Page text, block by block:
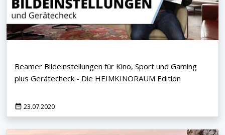
Beamer Bildeinstellungen für Kino, Sport und Gaming
plus Gerätecheck - Die HEIMKINORAUM Edition
23.07.2020